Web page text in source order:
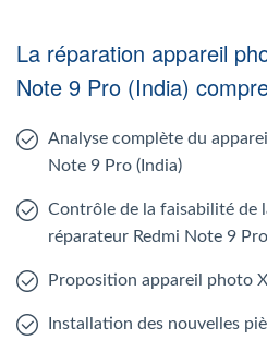
La réparation appareil
Note 9 Pro (India)
Analyse complète du
Note 9 Pro (India)
Contrôle de la faisabilité de
réparateur Redmi Note 9
Proposition appareil photo
Installation des nouvelles